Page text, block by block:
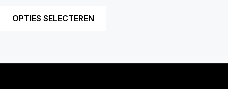
OPTIES SELECTEREN